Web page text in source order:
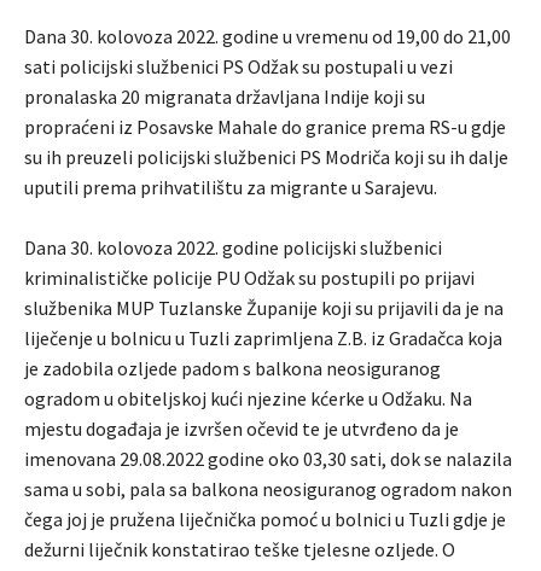
Dana 30. kolovoza 2022. godine u vremenu od 19,00 do 21,00
sati policijski službenici PS Odžak su postupali u vezi
pronalaska 20 migranata državljana Indije koji su
propraćeni iz Posavske Mahale do granice prema RS-u gdje
su ih preuzeli policijski službenici PS Modriča koji su ih dalje
uputili prema prihvatilištu za migrante u Sarajevu.
Dana 30. kolovoza 2022. godine policijski službenici
kriminalističke policije PU Odžak su postupili po prijavi
službenika MUP Tuzlanske Županije koji su prijavili da je na
liječenje u bolnicu u Tuzli zaprimljena Z.B. iz Gradačca koja
je zadobila ozljede padom s balkona neosiguranog
ogradom u obiteljskoj kući njezine kćerke u Odžaku. Na
mjestu događaja je izvršen očevid te je utvrđeno da je
imenovana 29.08.2022 godine oko 03,30 sati, dok se nalazila
sama u sobi, pala sa balkona neosiguranog ogradom nakon
čega joj je pružena liječnička pomoć u bolnici u Tuzli gdje je
dežurni liječnik konstatirao teške tjelesne ozljede. O